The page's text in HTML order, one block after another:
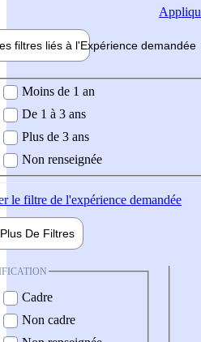
filtres liés à l'Expérience demandée
demandée
Moins de 1 an
De 1 à 3 ans
Plus de 3 ans
Non renseignée
le filtre de l'expérience demandée
Plus De Filtres
Cadre
Non cadre